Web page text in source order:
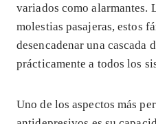
variados como alarmantes.
molestias pasajeras, estos
desencadenar una cascada
prácticamente a todos los
Uno de los aspectos más